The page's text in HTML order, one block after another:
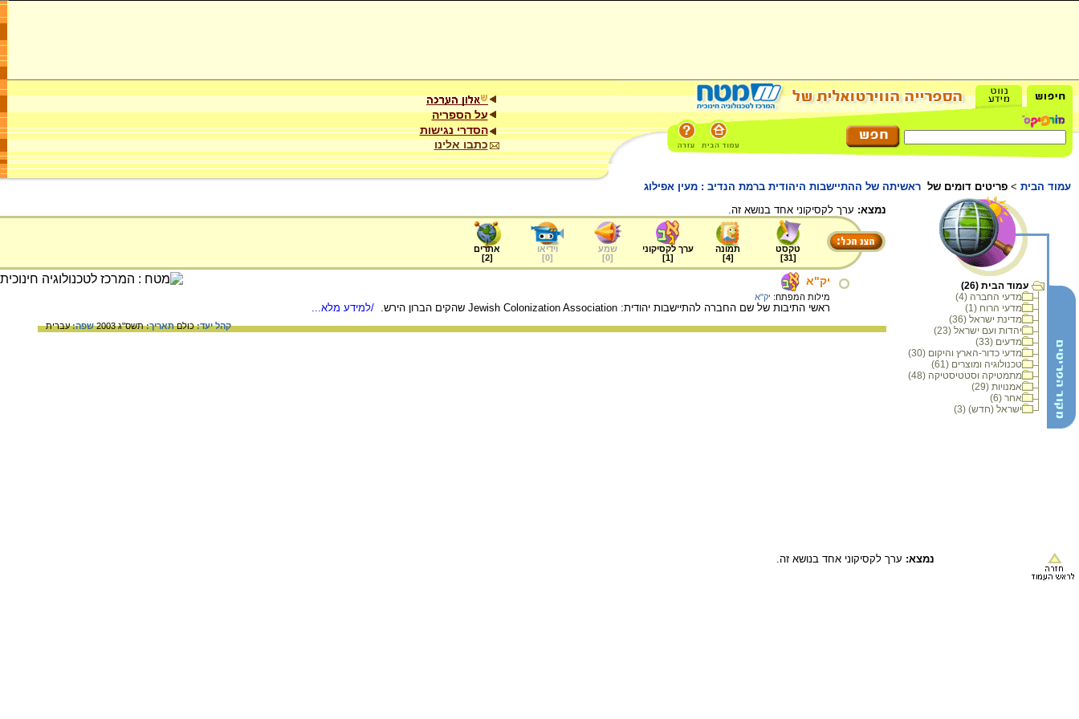
על הספריה
הסדרי נגישות
כתבו אלינו
עמוד הבית > פריטים דומים של ראשיתה של ההתיישבות היהודית ברמת הנדיב : מעין אפילוג
עמוד הבית (26)
מדעי החברה (4)
מדעי הרוח (1)
מדינת ישראל (36)
יהדות ועם ישראל (23)
מדעים (33)
מדעי כדור-הארץ והיקום (30)
טכנולוגיה ומוצרים (61)
מתמטיקה וסטטיסטיקה (48)
אמנויות (29)
אחר (6)
ישראל (חדש) (3)
נמצא: ערך לקסיקוני אחד בנושא זה.
טקסט
[
31
]
תמונה
[
4
]
ערך לקסיקוני
[
1
]
שמע
[
0
]
וידיאו
[
0
]
אתרים
[
2
]
יק"א
מילות המפתח: יק"א
ראשי התיבות של שם החברה להתיישבות יהודית: Jewish Colonization Association שהקים הברון הירש. /למידע מלא...
קהל יעד:כולםתאריך:תשס"ג 2003 שפה:עברית
נמצא: ערך לקסיקוני אחד בנושא זה.